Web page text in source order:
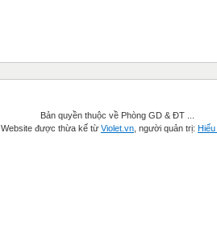
Bản quyền thuộc về Phòng GD & ĐT ...
Website được thừa kế từ Violet.vn , người quản trị: Hiếu